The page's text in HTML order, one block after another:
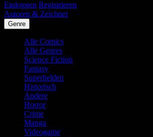
Einloggen Registrieren
Autoren & Zeichner
Genre
Alle Comics
Alle Genres
Science Fiction
Fantasy
Superhelden
Historisch
Andere
Horror
Crime
Manga
Videogame